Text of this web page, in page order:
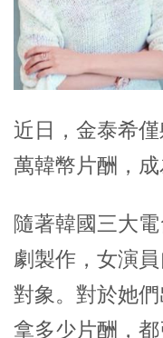
近日，金泰希
萬韓幣片酬，成
隨著韓國三大
劇製作，女演
對象。對於她
拿多少片酬，都